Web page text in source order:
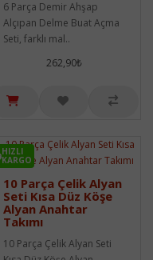
6 Parça Demir Ahşap
Alçıpan Delme Buat Açma
Seti, farklı mal..
262,90₺
HIZLI
KARGO
10 Parça Çelik Alyan
Seti Kısa Düz Köşe
Alyan Anahtar
Takımı
10 Parça Çelik Alyan Seti